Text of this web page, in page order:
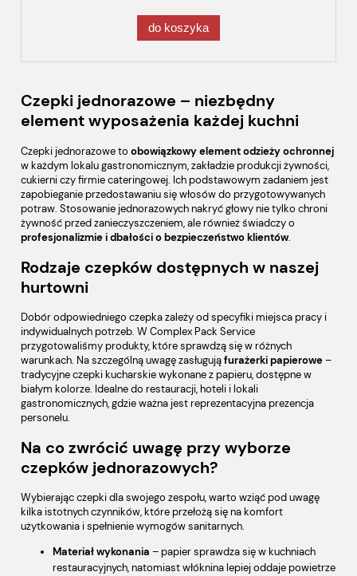
do koszyka
Czepki jednorazowe – niezbędny
element wyposażenia każdej kuchni
Czepki jednorazowe to obowiązkowy element odzieży ochronnej
w każdym lokalu gastronomicznym, zakładzie produkcji żywności,
cukierni czy firmie cateringowej. Ich podstawowym zadaniem jest
zapobieganie przedostawaniu się włosów do przygotowywanych
potraw. Stosowanie jednorazowych nakryć głowy nie tylko chroni
żywność przed zanieczyszczeniem, ale również świadczy o
profesjonalizmie i dbałości o bezpieczeństwo klientów.
Rodzaje czepków dostępnych w naszej
hurtowni
Dobór odpowiedniego czepka zależy od specyfiki miejsca pracy i
indywidualnych potrzeb. W Complex Pack Service
przygotowaliśmy produkty, które sprawdzą się w różnych
warunkach. Na szczególną uwagę zasługująfurażerki papierowe–
tradycyjne czepki kucharskie wykonane z papieru, dostępne w
białym kolorze. Idealne do restauracji, hoteli i lokali
gastronomicznych, gdzie ważna jest reprezentacyjna prezencja
personelu.
Na co zwrócić uwagę przy wyborze
czepków jednorazowych?
Wybierając czepki dla swojego zespołu, warto wziąć pod uwagę
kilka istotnych czynników, które przełożą się na komfort
użytkowania i spełnienie wymogów sanitarnych.
Materiał wykonania – papier sprawdza się w kuchniach
restauracyjnych, natomiast włóknina lepiej oddaje powietrze